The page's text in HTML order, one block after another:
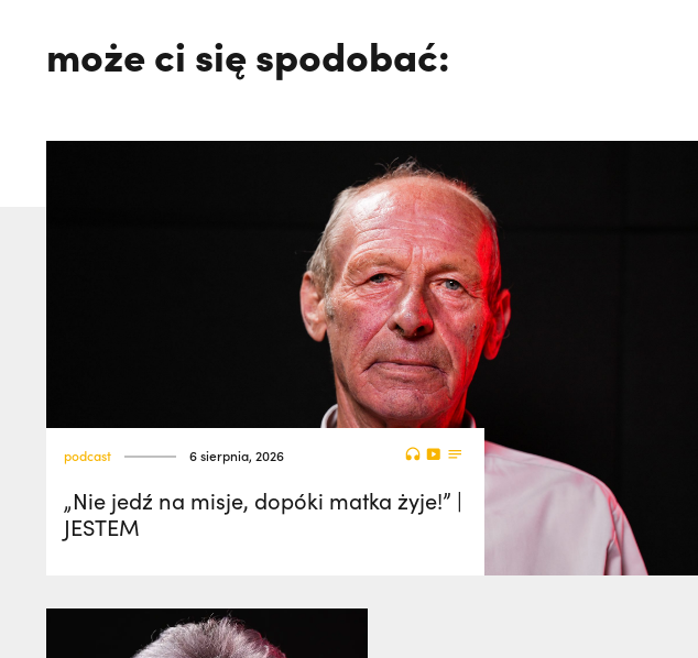
może ci się spodobać:
podcast 6 sierpnia, 2026
„Nie jedź na misje, dopóki matka żyje!” |
JESTEM